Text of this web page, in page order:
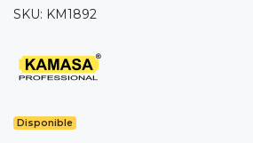
SKU: KM1892
Disponible